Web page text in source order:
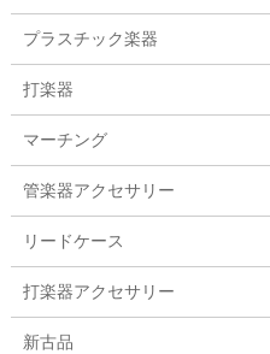
プラスチック楽器
打楽器
マーチング
管楽器アクセサリー
リードケース
打楽器アクセサリー
新古品